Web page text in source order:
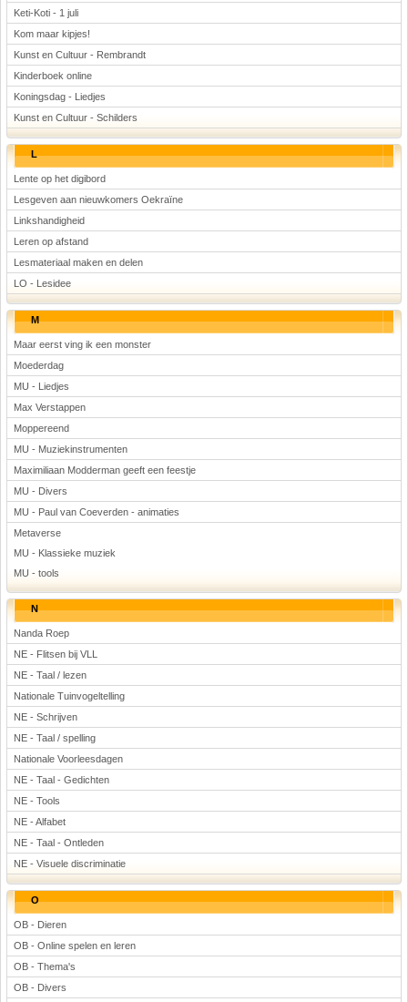
Keti-Koti - 1 juli
Kom maar kipjes!
Kunst en Cultuur - Rembrandt
Kinderboek online
Koningsdag - Liedjes
Kunst en Cultuur - Schilders
L
Lente op het digibord
Lesgeven aan nieuwkomers Oekraïne
Linkshandigheid
Leren op afstand
Lesmateriaal maken en delen
LO - Lesidee
M
Maar eerst ving ik een monster
Moederdag
MU - Liedjes
Max Verstappen
Moppereend
MU - Muziekinstrumenten
Maximiliaan Modderman geeft een feestje
MU - Divers
MU - Paul van Coeverden - animaties
Metaverse
MU - Klassieke muziek
MU - tools
N
Nanda Roep
NE - Flitsen bij VLL
NE - Taal / lezen
Nationale Tuinvogeltelling
NE - Schrijven
NE - Taal / spelling
Nationale Voorleesdagen
NE - Taal - Gedichten
NE - Tools
NE - Alfabet
NE - Taal - Ontleden
NE - Visuele discriminatie
O
OB - Dieren
OB - Online spelen en leren
OB - Thema's
OB - Divers